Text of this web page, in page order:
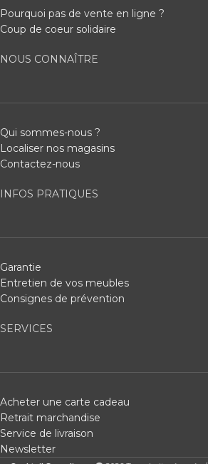
Pourquoi pas de vente en ligne ?
Coup de coeur solidaire
NOUS CONNAÎTRE
Qui sommes-nous ?
Localiser nos magasins
Contactez-nous
INFOS PRATIQUES
Garantie
Entretien de vos meubles
Consignes de prévention
SERVICES
Acheter une carte cadeau
Retrait marchandise
Service de livraison
Newsletter